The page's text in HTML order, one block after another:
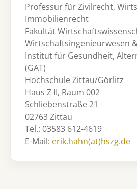
Professur für Zivilrecht,
Immobilienrecht
Fakultät
Wirtschaftsingenieurwesen
Institut für Gesundheit,
(GAT)
Hochschule Zittau/Görlitz
Haus Z II, Raum 002
Schliebenstraße 21
02763 Zittau
Tel.: 03583 612-4619
E-Mail: erik.hahn(at)hszg.de